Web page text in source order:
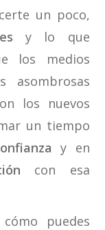
un poco,
y lo que
los medios
asombrosas
los nuevos
un tiempo
y en
con esa
puedes